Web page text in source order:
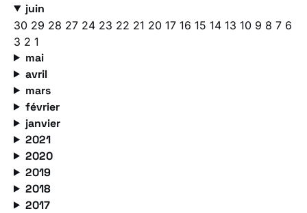
juin
30 29 28 27 24 23 22 21 20 17 16 15 14 13 10 9 8 7 6
3 2 1
mai
avril
mars
février
janvier
2021
2020
2019
2018
2017